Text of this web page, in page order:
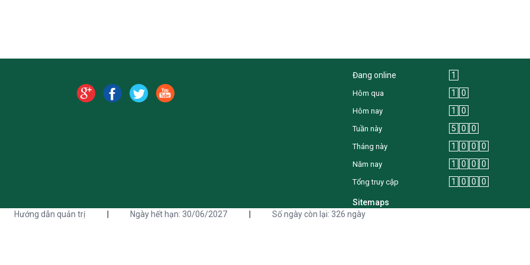
Đang online 1
Hôm qua 1 0
Hôm nay 1 0
Tuần này 5 0 0
Tháng này 1 0 0 0
Năm nay 1 0 0 0
Tổng truy cập 1 0 0 0
Sitemaps
Hướng dẫn quản trị | Ngày hết hạn: 30/06/2027 | Số ngày còn lại: 326 ngày